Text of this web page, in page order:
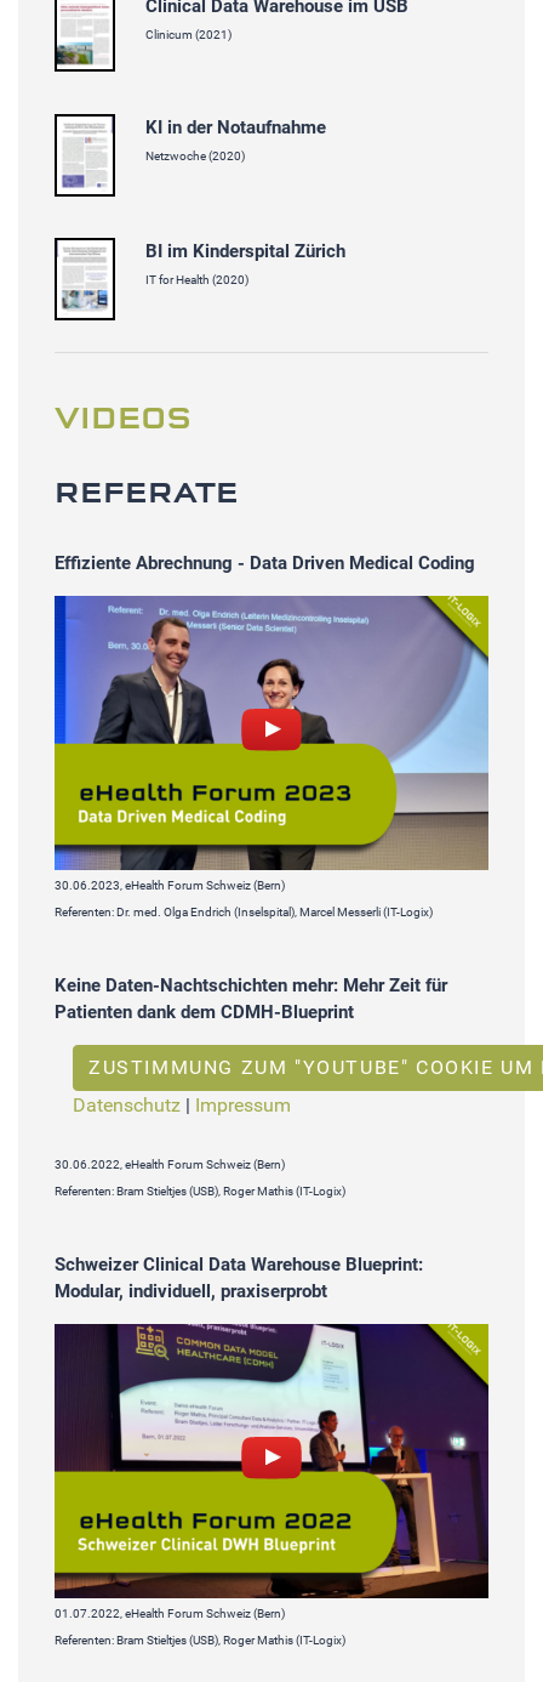
Clinical Data Warehouse im USB
Clinicum (2021)
KI in der Notaufnahme
Netzwoche (2020)
BI im Kinderspital Zürich
IT for Health (2020)
VIDEOS
REFERATE
Effiziente Abrechnung - Data Driven Medical Coding
30.06.2023, eHealth Forum Schweiz (Bern)
Referenten: Dr. med. Olga Endrich (Inselspital), Marcel Messerli (IT-Logix)
Keine Daten-Nachtschichten mehr: Mehr Zeit für
Patienten dank dem CDMH-Blueprint
ZUSTIMMUNG ZUM "YOUTUBE" COOKIE
Datenschutz | Impressum
30.06.2022, eHealth Forum Schweiz (Bern)
Referenten: Bram Stieltjes (USB), Roger Mathis (IT-Logix)
Schweizer Clinical Data Warehouse Blueprint:
Modular, individuell, praxiserprobt
01.07.2022, eHealth Forum Schweiz (Bern)
Referenten: Bram Stieltjes (USB), Roger Mathis (IT-Logix)